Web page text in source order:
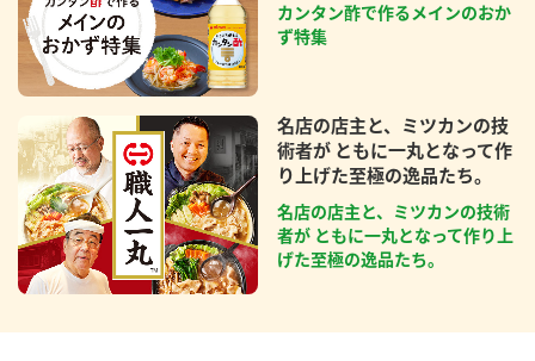
カンタン酢で作るメインのおか
ず特集
名店の店主と、ミツカンの技
術者が ともに一丸となって作
り上げた至極の逸品たち。
名店の店主と、ミツカンの技術
者が ともに一丸となって作り上
げた至極の逸品たち。